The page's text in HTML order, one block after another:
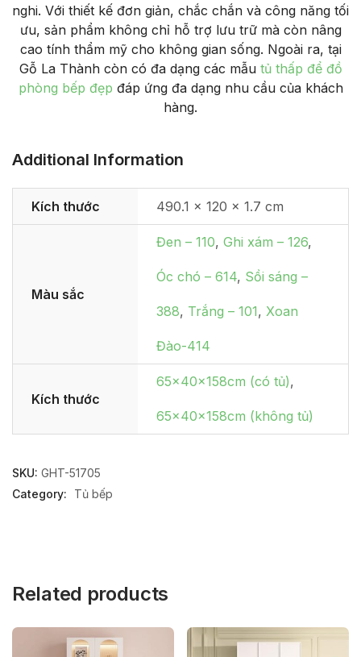
nghi. Với thiết kế đơn giản, chắc chắn và công năng tối
ưu, sản phẩm không chỉ hỗ trợ lưu trữ mà còn nâng
cao tính thẩm mỹ cho không gian sống. Ngoài ra, tại
Gỗ La Thành còn có đa dạng các mẫu tủ thấp để đồ
phòng bếp đẹp đáp ứng đa dạng nhu cầu của khách
hàng.
Additional Information
Kích thước 490.1 × 120 × 1.7 cm
Màu sắc
Đen – 110, Ghi xám – 126,
Óc chó – 614, Sồi sáng –
388, Trắng – 101, Xoan
Đào-414
Kích thước
65x40x158cm (có tủ),
65x40x158cm (không tủ)
SKU: GHT-51705
Category:
Tủ bếp
Related products